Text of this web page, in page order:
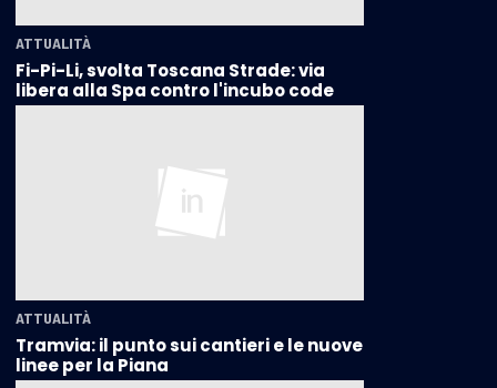
ATTUALITÀ
Fi-Pi-Li, svolta Toscana Strade: via
libera alla Spa contro l'incubo code
ATTUALITÀ
Tramvia: il punto sui cantieri e le nuove
linee per la Piana